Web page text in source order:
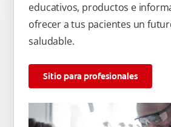
educativos, productos e
ofrecer a tus pacientes un
saludable.
Sitio para profesionales